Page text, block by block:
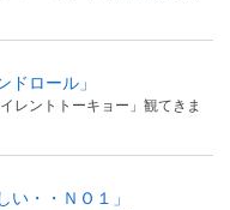
ロール」
レントトーキョー」観てきま
・・ＮＯ１」